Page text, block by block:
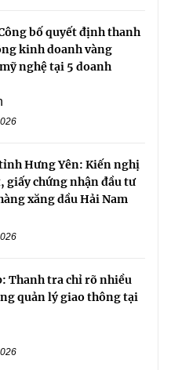
bố quyết định thanh
kinh doanh vàng
nghệ tại 5 doanh
Hưng Yên: Kiến nghị
giấy chứng nhận đầu tư
xăng dầu Hải Nam
Thanh tra chỉ rõ nhiều
quản lý giao thông tại